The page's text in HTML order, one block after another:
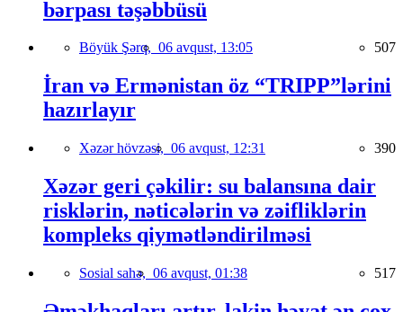
bərpası təşəbbüsü
Böyük Şərq, 06 avqust, 13:05 507
İran və Ermənistan öz “TRIPP”lərini
hazırlayır
Xəzər hövzəsi, 06 avqust, 12:31 390
Xəzər geri çəkilir: su balansına dair
risklərin, nəticələrin və zəifliklərin
kompleks qiymətləndirilməsi
Sosial sahə, 06 avqust, 01:38 517